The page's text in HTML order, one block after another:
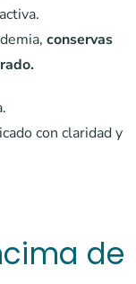
conservas
con claridad y
de